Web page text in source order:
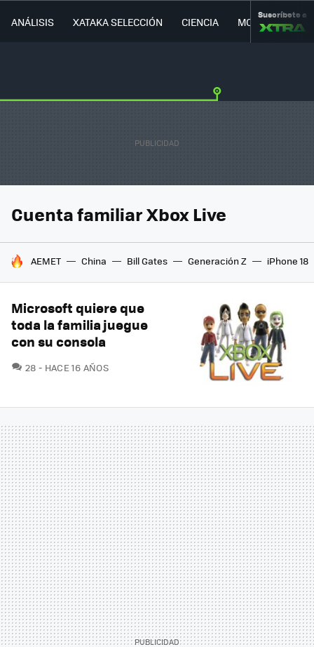
ANÁLISIS XATAKA SELECCIÓN CIENCIA MOVILIDAD
Suscríbete a
Cuenta familiar Xbox Live
HOY SE HABLA DE
AEMET China Bill Gates Generación Z iPhone 18
Microsoft quiere que
toda la familia juegue
con su consola
28 COMENTARIOS
HACE 16 AÑOS